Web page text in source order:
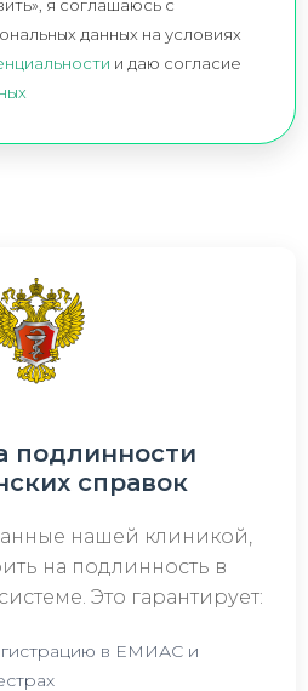
я соглашаюсь c
данных на условиях
и даю согласие
подлинности
справок
нашей клиникой,
на подлинность в
Это гарантирует:
в ЕМИАС и